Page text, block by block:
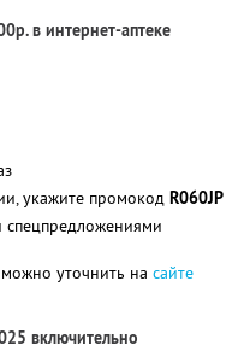
в интернет-аптеке
укажите промокод R060JP
спецпредложениями
уточнить на сайте
включительно